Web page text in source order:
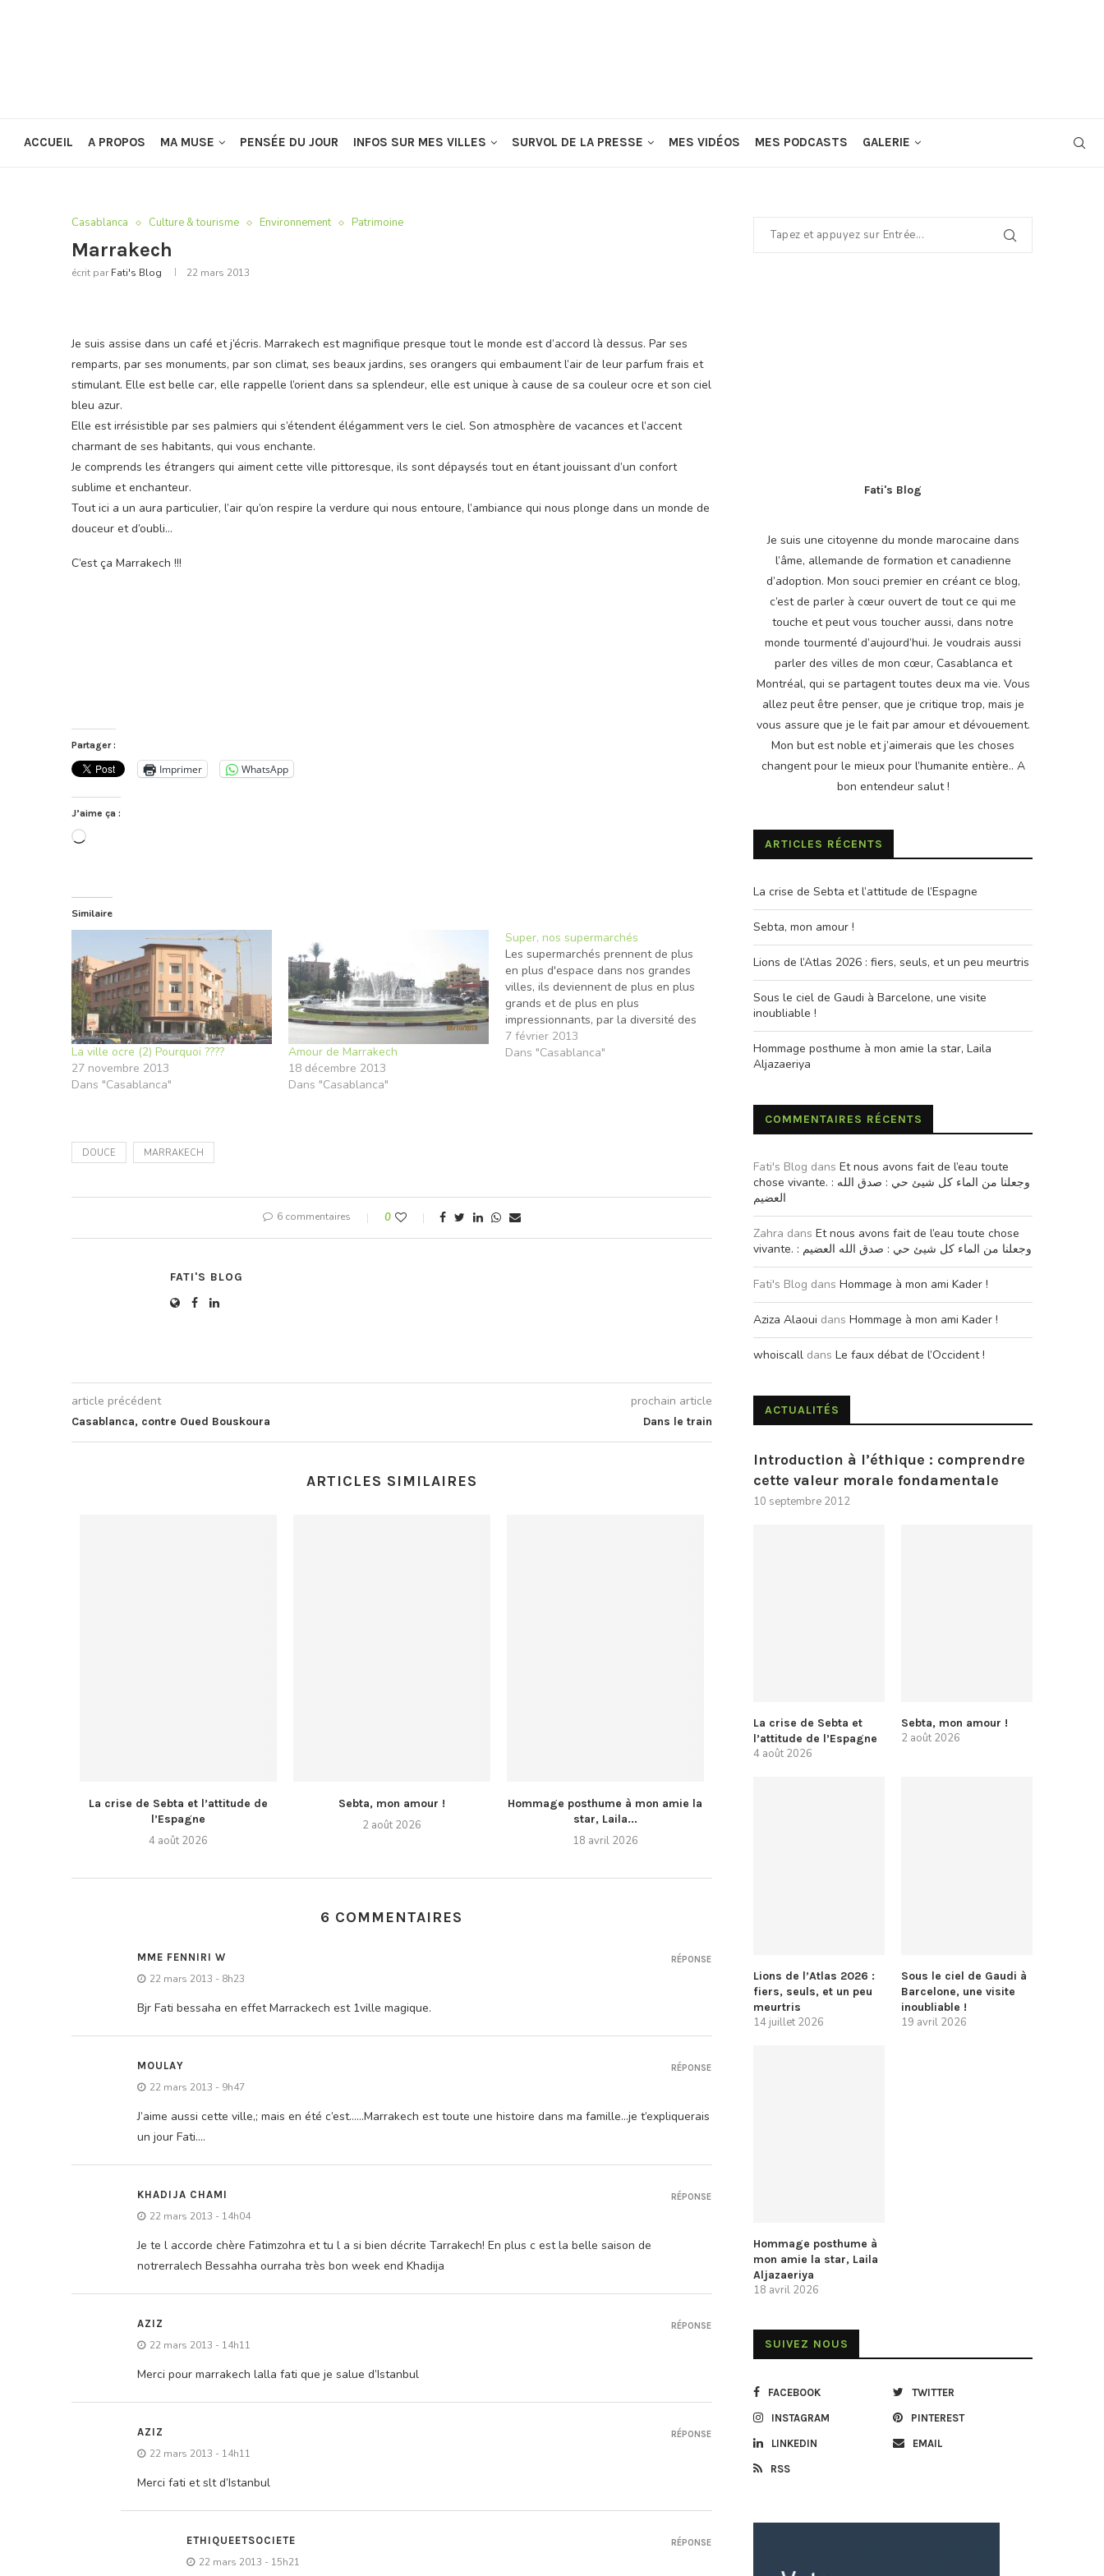
ACCUEIL A PROPOS MA MUSE PENSÉE DU JOUR INFOS SUR MES VILLES SURVOL DE LA PRESSE MES VIDÉOS MES PODCASTS GALERIE
Casablanca Culture & tourisme Environnement Patrimoine
Marrakech
écrit par Fati's Blog 22 mars 2013
Je suis assise dans un café et j’écris. Marrakech est magnifique presque tout le monde est d’accord là dessus. Par ses
remparts, par ses monuments, par son climat, ses beaux jardins, ses orangers qui embaument l’air de leur parfum frais et
stimulant. Elle est belle car, elle rappelle l’orient dans sa splendeur, elle est unique à cause de sa couleur ocre et son ciel
bleu azur.
Elle est irrésistible par ses palmiers qui s’étendent élégamment vers le ciel. Son atmosphère de vacances et l’accent
charmant de ses habitants, qui vous enchante.
Je comprends les étrangers qui aiment cette ville pittoresque, ils sont dépaysés tout en étant jouissant d’un confort
sublime et enchanteur.
Tout ici a un aura particulier, l’air qu’on respire la verdure qui nous entoure, l’ambiance qui nous plonge dans un monde de
douceur et d’oubli…
C’est ça Marrakech !!!
Partager :
Imprimer WhatsApp
J’aime ça :
Chargement…
Similaire
La ville ocre (2) Pourquoi ????
27 novembre 2013
Dans "Casablanca"
Amour de Marrakech
18 décembre 2013
Dans "Casablanca"
Super, nos supermarchés
Les supermarchés prennent de plus
en plus d'espace dans nos grandes
villes, ils deviennent de plus en plus
grands et de plus en plus
impressionnants, par la diversité des
produits qu'ils proposent. Les
Marocains se sont habitués à ce
7 février 2013
Dans "Casablanca"
DOUCE MARRAKECH
6 commentaires 0
FATI'S BLOG
article précédent
Casablanca, contre Oued Bouskoura
prochain article
Dans le train
ARTICLES SIMILAIRES
La crise de Sebta et l’attitude de
l’Espagne
4 août 2026
Sebta, mon amour !
2 août 2026
Hommage posthume à mon amie la
star, Laila...
18 avril 2026
6 COMMENTAIRES
MME FENNIRI W
22 mars 2013 - 8h23
Bjr Fati bessaha en effet Marrackech est 1ville magique.
RÉPONSE
MOULAY
22 mars 2013 - 9h47
J’aime aussi cette ville,; mais en été c’est……Marrakech est toute une histoire dans ma famille…je t’expliquerais
un jour Fati….
RÉPONSE
KHADIJA CHAMI
22 mars 2013 - 14h04
Je te l accorde chère Fatimzohra et tu l a si bien décrite Tarrakech! En plus c est la belle saison de
notrerralech Bessahha ourraha très bon week end Khadija
RÉPONSE
AZIZ
22 mars 2013 - 14h11
Merci pour marrakech lalla fati que je salue d’Istanbul
RÉPONSE
AZIZ
22 mars 2013 - 14h11
Merci fati et slt d’Istanbul
RÉPONSE
ETHIQUEETSOCIETE
22 mars 2013 - 15h21
RÉPONSE
Fati's Blog
Je suis une citoyenne du monde marocaine dans
l’âme, allemande de formation et canadienne
d’adoption. Mon souci premier en créant ce blog,
c’est de parler à cœur ouvert de tout ce qui me
touche et peut vous toucher aussi, dans notre
monde tourmenté d’aujourd’hui. Je voudrais aussi
parler des villes de mon cœur, Casablanca et
Montréal, qui se partagent toutes deux ma vie. Vous
allez peut être penser, que je critique trop, mais je
vous assure que je le fait par amour et dévouement.
Mon but est noble et j’aimerais que les choses
changent pour le mieux pour l’humanite entière.. A
bon entendeur salut !
ARTICLES RÉCENTS
La crise de Sebta et l’attitude de l’Espagne
Sebta, mon amour !
Lions de l’Atlas 2026 : fiers, seuls, et un peu meurtris
Sous le ciel de Gaudi à Barcelone, une visite
inoubliable !
Hommage posthume à mon amie la star, Laila
Aljazaeriya
COMMENTAIRES RÉCENTS
Fati's Blog dans Et nous avons fait de l’eau toute
chose vivante. : وجعلنا من الماء كل شيئ حي : صدق الله
العضيم
Zahra dans Et nous avons fait de l’eau toute chose
vivante. : وجعلنا من الماء كل شيئ حي : صدق الله العضيم
Fati's Blog dans Hommage à mon ami Kader !
Aziza Alaoui dans Hommage à mon ami Kader !
whoiscall dans Le faux débat de l’Occident !
ACTUALITÉS
Introduction à l’éthique : comprendre
cette valeur morale fondamentale
10 septembre 2012
La crise de Sebta et
l’attitude de l’Espagne
4 août 2026
Sebta, mon amour !
2 août 2026
Lions de l’Atlas 2026 :
fiers, seuls, et un peu
meurtris
14 juillet 2026
Sous le ciel de Gaudi à
Barcelone, une visite
inoubliable !
19 avril 2026
Hommage posthume à
mon amie la star, Laila
Aljazaeriya
18 avril 2026
SUIVEZ NOUS
FACEBOOK TWITTER
INSTAGRAM PINTEREST
LINKEDIN EMAIL
RSS